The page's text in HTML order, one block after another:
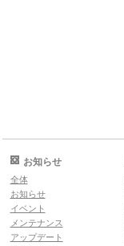
お知らせ
全体
お知らせ
イベント
メンテナンス
アップデート